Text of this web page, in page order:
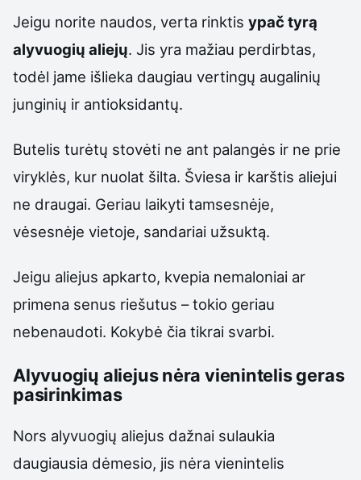
Jeigu norite naudos, verta rinktis ypač tyrą
alyvuogių aliejų. Jis yra mažiau perdirbtas,
todėl jame išlieka daugiau vertingų augalinių
junginių ir antioksidantų.
Butelis turėtų stovėti ne ant palangės ir ne prie
viryklės, kur nuolat šilta. Šviesa ir karštis aliejui
ne draugai. Geriau laikyti tamsesnėje,
vėsesnėje vietoje, sandariai užsuktą.
Jeigu aliejus apkarto, kvepia nemaloniai ar
primena senus riešutus – tokio geriau
nebenaudoti. Kokybė čia tikrai svarbi.
Alyvuogių aliejus nėra vienintelis geras
pasirinkimas
Nors alyvuogių aliejus dažnai sulaukia
daugiausia dėmesio, jis nėra vienintelis